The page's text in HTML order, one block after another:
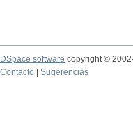
DSpace software copyright ©
Contacto
Sugerencias